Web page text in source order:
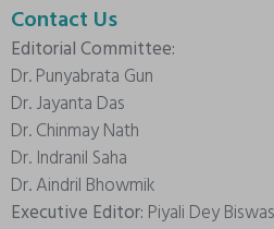
Contact Us
Editorial Committee:
Dr. Punyabrata Gun
Dr. Jayanta Das
Dr. Chinmay Nath
Dr. Indranil Saha
Dr. Aindril Bhowmik
Executive Editor: Piyali Dey Biswas